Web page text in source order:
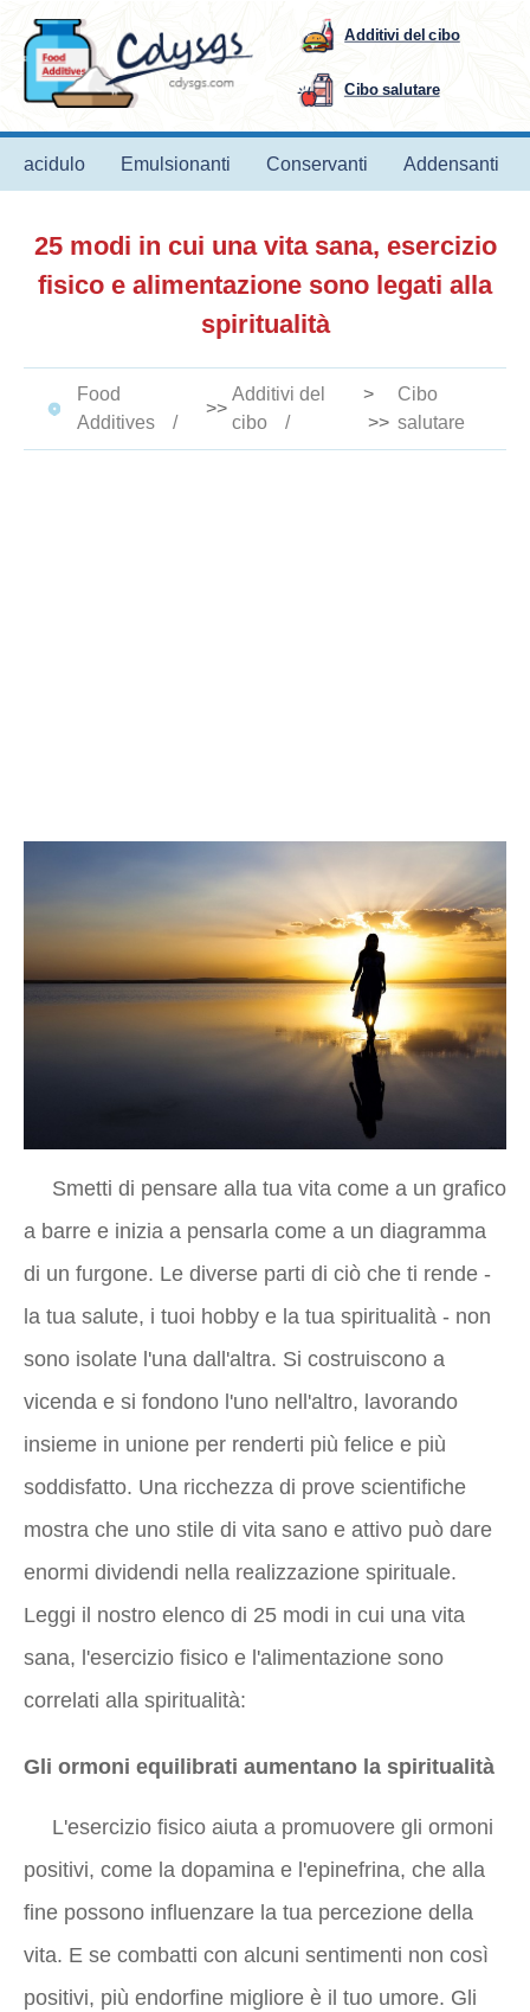
Additivi del cibo
Cibo salutare
acidulo Emulsionanti Conservanti Addensanti
25 modi in cui una vita sana, esercizio
fisico e alimentazione sono legati alla
spiritualità
Food
Additives
>>
Additivi del
cibo
>
>>
Cibo
salutare
Smetti di pensare alla tua vita come a un grafico
a barre e inizia a pensarla come a un diagramma
di un furgone. Le diverse parti di ciò che ti rende -
la tua salute, i tuoi hobby e la tua spiritualità - non
sono isolate l'una dall'altra. Si costruiscono a
vicenda e si fondono l'uno nell'altro, lavorando
insieme in unione per renderti più felice e più
soddisfatto. Una ricchezza di prove scientifiche
mostra che uno stile di vita sano e attivo può dare
enormi dividendi nella realizzazione spirituale.
Leggi il nostro elenco di 25 modi in cui una vita
sana, l'esercizio fisico e l'alimentazione sono
correlati alla spiritualità:
Gli ormoni equilibrati aumentano la spiritualità
L'esercizio fisico aiuta a promuovere gli ormoni
positivi, come la dopamina e l'epinefrina, che alla
fine possono influenzare la tua percezione della
vita. E se combatti con alcuni sentimenti non così
positivi, più endorfine migliore è il tuo umore. Gli